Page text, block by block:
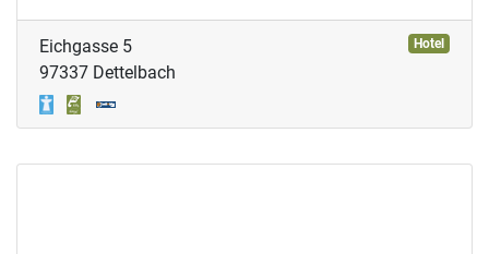
Hotel
Eichgasse 5
97337 Dettelbach